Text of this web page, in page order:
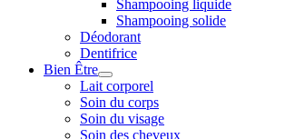
Shampooing liquide
Shampooing solide
Déodorant
Dentifrice
Bien Être
Lait corporel
Soin du corps
Soin du visage
Soin des cheveux